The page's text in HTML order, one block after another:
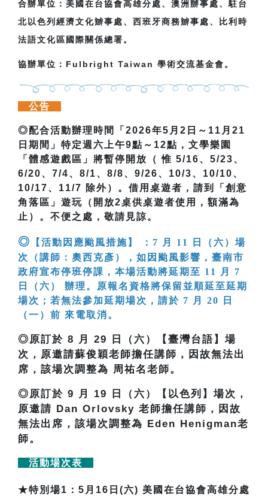
合辦單位：美國在台協會高雄分處、澳洲辦事處、駐台
北以色列經濟文化辧事處、西班牙商務辧事處、比利時
法語文化區國際關係總署。
協辦單位：Fulbright Taiwan 學術交流基金會。
公告
◎配合活動辦理時間「 2026年5 月 2 日～ 11 月 21
日期間」特定週六上午9點～ 12點，文學樂園
「體感遊戲區」將暫停開放（ 惟 5/16、5/23、
6/20、 7/4、 8/1、 8/8、 9/26、 10/3、 10/10、
10/17、 11/7 除外）。借用桌遊者，請到「創意
角落區」遊玩（開放2桌供桌遊者使用，額滿為
止）。不便之處，敬請見諒。
◎
【活動因應颱風措施】 ：7 月 11 日（六）場
次（講師：奧西克彥），如因颱風影響，臺南市
政府宣布停班停課，本場活動將延期至 11 月 7
日（六） 辦理。原報名資格將保留並順延至延期
場次；若無法參加延期場次，請於 7 月 20 日
（一）前 來電取消。
◎原訂於 8 月 29 日（六）【臺灣台語】場
次，原邀請蘇俊穎老師擔任講師，因故無法出
席，該場次調整為 周祐名老師。
◎原訂於 9 月 19 日（六）【以色列】場次，
原邀請 Dan Orlovsky 老師擔任講師，因故
無法出席，該場次調整為 Eden Henigman老
師。
活動場次表
★特別場1：5月16日(六) 美國在台協會高雄分處